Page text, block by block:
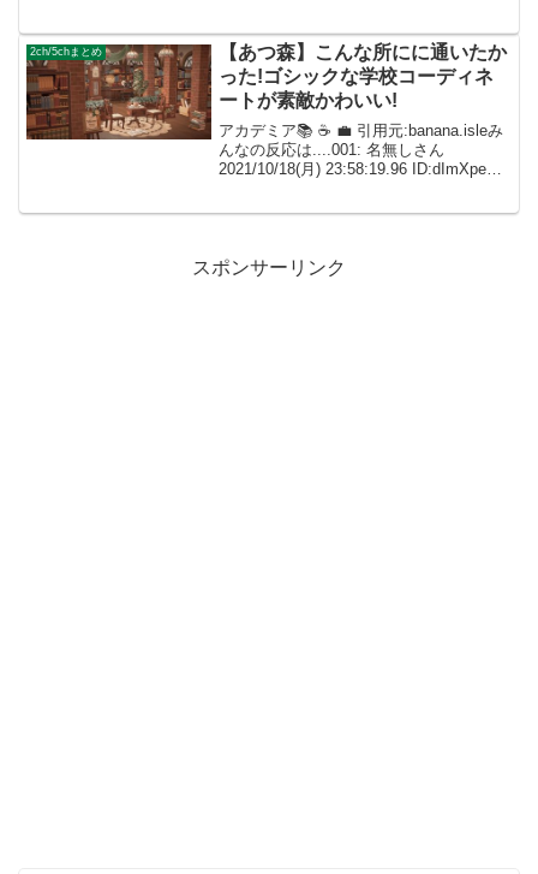
✨ 002...
2ch/5chまとめ
【あつ森】こんな所にに通いたか
った!ゴシックな学校コーディネ
ートが素敵かわいい!
アカデミア📚 ☕️ 💼 引用元:banana.isleみ
んなの反応は....001: 名無しさん
2021/10/18(月) 23:58:19.96 ID:dImXpeXf0
スポンサーリンク